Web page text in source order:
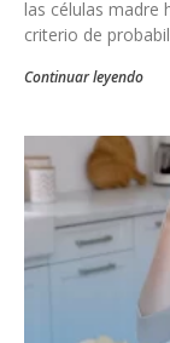
las células madre
criterio de
Continuar leyendo